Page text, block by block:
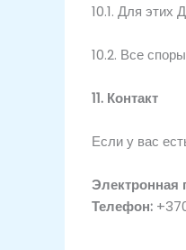
10.1. Для этих
10.2. Всеспоры
11. Контакт
Если у вас
Электронная
Телефон: